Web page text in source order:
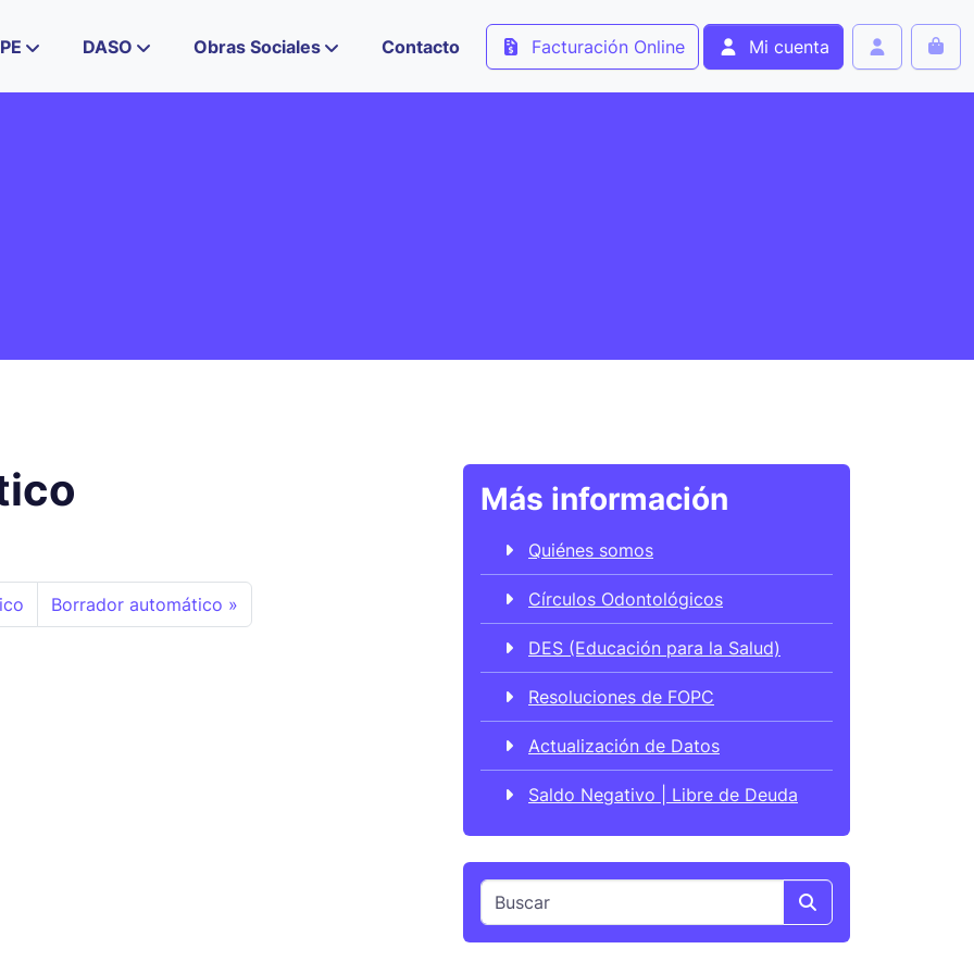
DASO Obras Sociales Contacto Facturación Online
Mi cuenta
Account
Cart
Borrador automático
Más información
Quiénes somos
Círculos Odontológicos
DES (Educación para la Salud)
Resoluciones de FOPC
Actualización de Datos
Saldo Negativo | Libre de Deuda